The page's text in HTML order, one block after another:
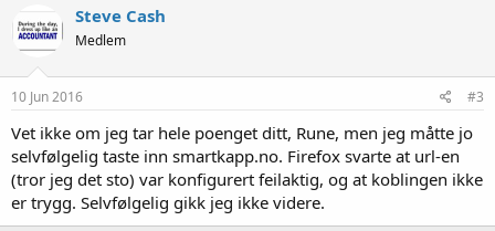
s
j
n
e
:
Steve Cash
Medlem
10 Jun 2016 #3
Vet ikke om jeg tar hele poenget ditt, Rune, men jeg måtte jo
selvfølgelig taste inn smartkapp.no. Firefox svarte at url-en
(tror jeg det sto) var konfigurert feilaktig, og at koblingen ikke
er trygg. Selvfølgelig gikk jeg ikke videre.